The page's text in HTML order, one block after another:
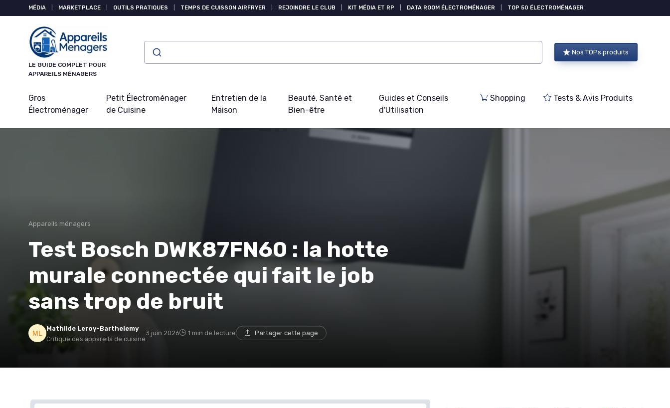
MÉDIA MARKETPLACE OUTILS PRATIQUES TEMPS DE CUISSON AIRFRYER REJOINDRE LE CLUB KIT MÉDIA ET RP DATA ROOM ÉLECTROMÉNAGER TOP 50 ÉLECTROMÉNAGER
LE GUIDE COMPLET POUR
APPAREILS MÉNAGERS
Nos TOPs produits
Gros
Électroménager
Petit Électroménager
de Cuisine
Entretien de la
Maison
Beauté, Santé et
Bien-être
Guides et Conseils
d'Utilisation
Shopping Tests & Avis Produits
Appareils ménagers
Test Bosch DWK87FN60 : la hotte
murale connectée qui fait le job
sans trop de bruit
Mathilde Leroy-Barthelemy
Critique des appareils de cuisine
3 juin 2026 1 min de lecture Partager cette page
Panneau de gestion des cookies